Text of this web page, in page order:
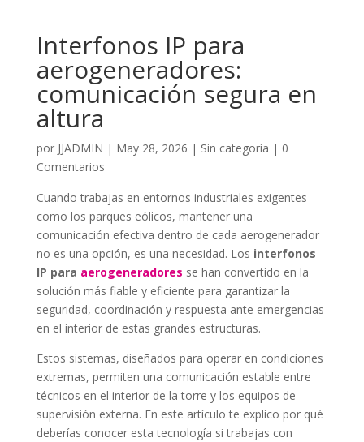
Interfonos IP para
aerogeneradores:
comunicación segura en
altura
por JJADMIN | May 28, 2026 | Sin categoría | 0
Comentarios
Cuando trabajas en entornos industriales exigentes
como los parques eólicos, mantener una
comunicación efectiva dentro de cada aerogenerador
no es una opción, es una necesidad. Los interfonos
IP para aerogeneradores se han convertido en la
solución más fiable y eficiente para garantizar la
seguridad, coordinación y respuesta ante emergencias
en el interior de estas grandes estructuras.
Estos sistemas, diseñados para operar en condiciones
extremas, permiten una comunicación estable entre
técnicos en el interior de la torre y los equipos de
supervisión externa. En este artículo te explico por qué
deberías conocer esta tecnología si trabajas con